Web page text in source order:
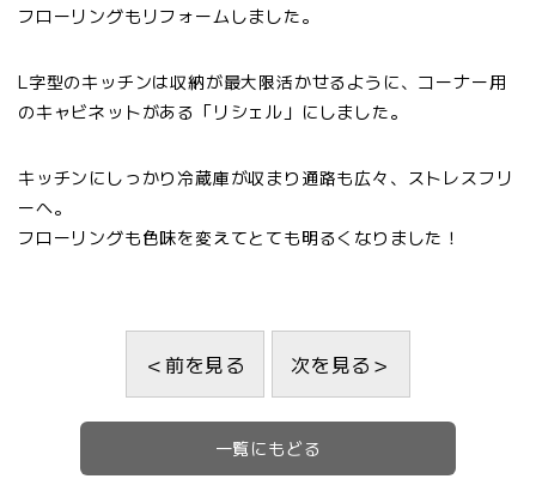
フローリングもリフォームしました。
L字型のキッチンは収納が最大限活かせるように、コーナー用
のキャビネットがある「リシェル」にしました。
キッチンにしっかり冷蔵庫が収まり通路も広々、ストレスフリ
ーへ。
フローリングも色味を変えてとても明るくなりました！
＜前を見る 次を見る＞
一覧にもどる